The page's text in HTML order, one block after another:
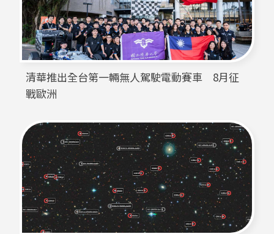
清華推出全台第一輛無人駕駛電動賽車　8月征
戰歐洲